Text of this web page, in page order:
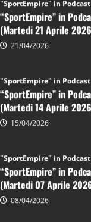
“SportEmpire” in
(Martedi 21 Aprile
“SportEmpire” in
(Martedi 14 Aprile
“SportEmpire” in
(Martedi 07 Aprile